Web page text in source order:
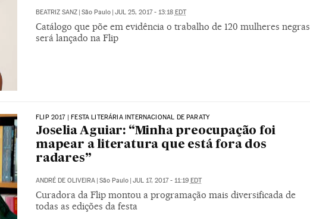
BEATRIZ SANZ São Paulo JUL 25, 2017 - 13:18 EDT
Catálogo que põe em evidência o trabalho de 120 mulheres negras
será lançado na Flip
FLIP 2017 | FESTA LITERÁRIA INTERNACIONAL DE PARATY
Joselia Aguiar: “Minha preocupação foi
mapear a literatura que está fora dos
radares”
ANDRÉ DE OLIVEIRA São Paulo JUL 17, 2017 - 11:19 EDT
Curadora da Flip montou a programação mais diversificada de
todas as edições da festa